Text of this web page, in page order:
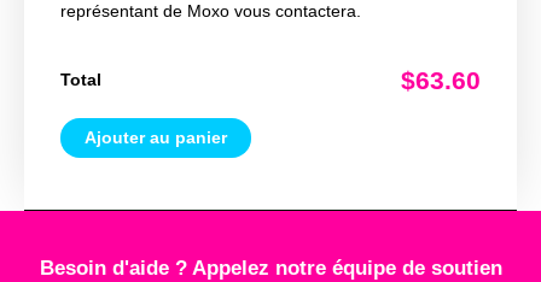
représentant de Moxo vous contactera.
Total $63.60
Ajouter au panier
Besoin d'aide ? Appelez notre équipe de soutien